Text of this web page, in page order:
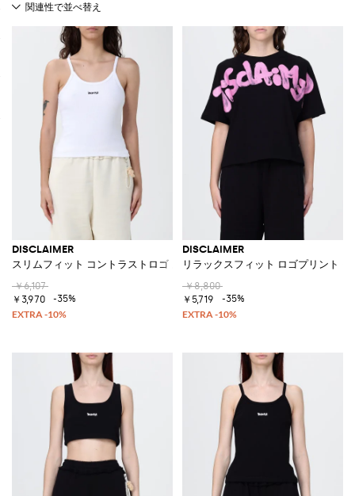
DISCLAIMER
スリムフィット コントラストロゴ ストレッチコットントップ
￥6,107
￥3,970
-35%
DISCLAIMER
リラックスフィット ロゴプリント
￥8,800
￥5,719
-35%